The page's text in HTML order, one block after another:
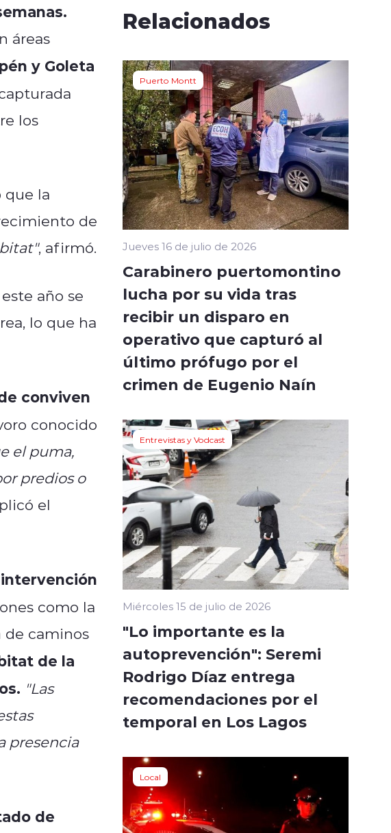
áreas
y Goleta
los
que la
de
, afirmó.
año se
lo que ha
conviven
conocido
el puma,
predios o
el
intervención
como la
de caminos
de la
"Las
presencia
de
Relacionados
Puerto Montt
Jueves 16 de julio de 2026
Carabinero puertomontino
lucha por su vida tras
recibir un disparo en
operativo que capturó al
último prófugo por el
crimen de Eugenio Naín
Entrevistas y Vodcast
Miércoles 15 de julio de 2026
"Lo importante es la
autoprevención": Seremi
Rodrigo Díaz entrega
recomendaciones por el
temporal en Los Lagos
Local